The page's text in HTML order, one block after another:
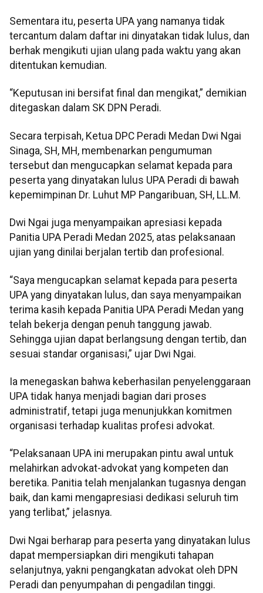
Sementara itu, peserta UPA yang namanya tidak
tercantum dalam daftar ini dinyatakan tidak lulus, dan
berhak mengikuti ujian ulang pada waktu yang akan
ditentukan kemudian.
“Keputusan ini bersifat final dan mengikat,” demikian
ditegaskan dalam SK DPN Peradi.
Secara terpisah, Ketua DPC Peradi Medan Dwi Ngai
Sinaga, SH, MH, membenarkan pengumuman
tersebut dan mengucapkan selamat kepada para
peserta yang dinyatakan lulus UPA Peradi di bawah
kepemimpinan Dr. Luhut MP Pangaribuan, SH, LL.M.
Dwi Ngai juga menyampaikan apresiasi kepada
Panitia UPA Peradi Medan 2025, atas pelaksanaan
ujian yang dinilai berjalan tertib dan profesional.
“Saya mengucapkan selamat kepada para peserta
UPA yang dinyatakan lulus, dan saya menyampaikan
terima kasih kepada Panitia UPA Peradi Medan yang
telah bekerja dengan penuh tanggung jawab.
Sehingga ujian dapat berlangsung dengan tertib, dan
sesuai standar organisasi,” ujar Dwi Ngai.
Ia menegaskan bahwa keberhasilan penyelenggaraan
UPA tidak hanya menjadi bagian dari proses
administratif, tetapi juga menunjukkan komitmen
organisasi terhadap kualitas profesi advokat.
“Pelaksanaan UPA ini merupakan pintu awal untuk
melahirkan advokat-advokat yang kompeten dan
beretika. Panitia telah menjalankan tugasnya dengan
baik, dan kami mengapresiasi dedikasi seluruh tim
yang terlibat,” jelasnya.
Dwi Ngai berharap para peserta yang dinyatakan lulus
dapat mempersiapkan diri mengikuti tahapan
selanjutnya, yakni pengangkatan advokat oleh DPN
Peradi dan penyumpahan di pengadilan tinggi.